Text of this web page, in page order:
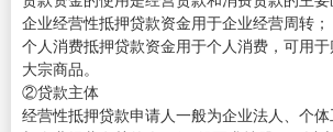
企业经营性抵押贷款资金用于企业经营周转；
个人消费抵押贷款资金用于个人消费，可用
大宗商品。
②贷款主体
经营性抵押贷款申请人一般为企业法人、个